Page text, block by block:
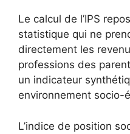
Le calcul de l’IPS
statistique qui ne
directement les
professions des
un indicateur
environnement socio-
L’indice de position